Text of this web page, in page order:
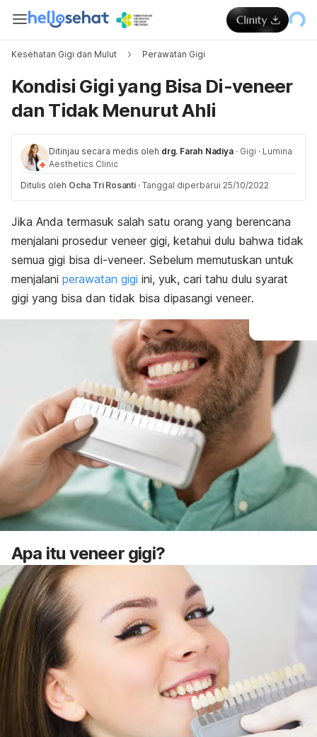
Kesehatan Gigi dan Mulut Perawatan Gigi
Kondisi Gigi yang Bisa Di-veneer
dan Tidak Menurut Ahli
Ditinjau secara medis oleh drg. Farah Nadiya · Gigi · Lumina
Aesthetics Clinic
Ditulis oleh Ocha Tri Rosanti · Tanggal diperbarui 25/10/2022
Jika Anda termasuk salah satu orang yang berencana
menjalani prosedur veneer gigi, ketahui dulu bahwa tidak
semua gigi bisa di-veneer. Sebelum memutuskan untuk
menjalani perawatan gigi ini, yuk, cari tahu dulu syarat
gigi yang bisa dan tidak bisa dipasangi veneer.
Apa itu veneergigi?